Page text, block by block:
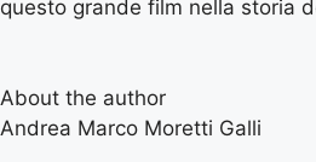
questo grande film nella storia
About the author
Andrea Marco Moretti Galli